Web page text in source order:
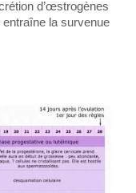
d’œstrogènes
entraîne la survenue